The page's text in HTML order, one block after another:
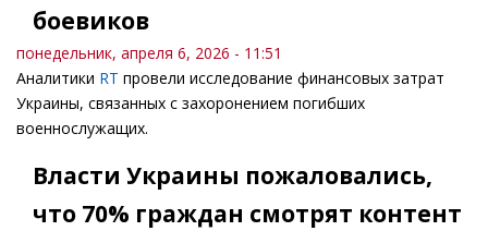
боевиков
понедельник, апреля 6, 2026 - 11:51
Аналитики RT провели исследование финансовых затрат
Украины, связанных с захоронением погибших
военнослужащих.
Власти Украины пожаловались,
что 70% граждан смотрят контент